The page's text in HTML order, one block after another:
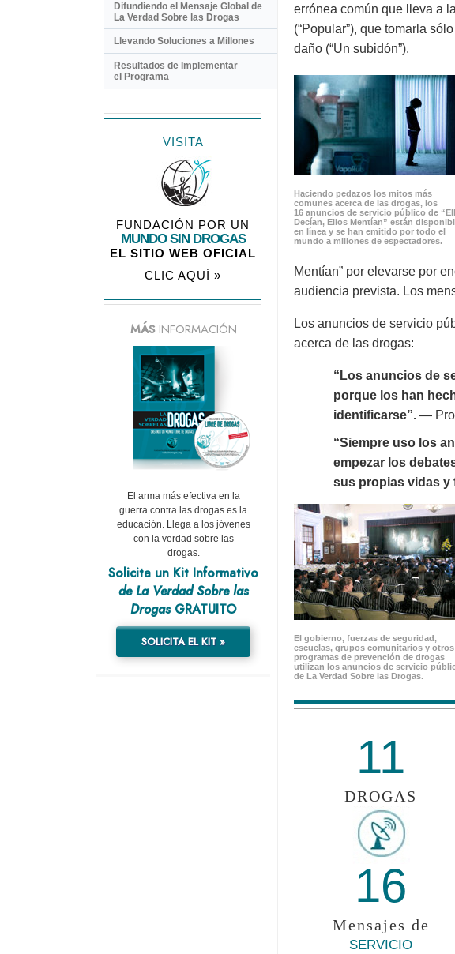
errónea común que lleva a
(“Popular”), que tomarla
daño (“Un subidón”).
Haciendo pedazos los mitos más
comunes acerca de las drogas, los
16 anuncios de servicio público de
Decían, Ellos Mentían” están
en línea y se han emitido por todo el
mundo a millones de espectadores.
Mentían” por elevarse por
audiencia prevista. Los
Los anuncios de servicio
acerca de las drogas:
“Los anuncios de
porque los han
identificarse”. —
“Siempre uso los
empezar los
sus propias vidas y
El gobierno, fuerzas de seguridad,
escuelas, grupos comunitarios y otros
programas de prevención de drogas
utilizan los anuncios de servicio
de La Verdad Sobre las Drogas.
11
DROGAS
16
Mensajes de
SERVICIO
Difundiendo el Mensaje Global de
La Verdad Sobre las Drogas
Llevando Soluciones a Millones
Resultados de Implementar
el Programa
VISITA
FUNDACIÓN POR UN
MUNDO SIN DROGAS
EL SITIO WEB OFICIAL
CLIC AQUÍ »
MÁSINFORMACIÓN
El arma más efectiva en la
guerra contra las drogas es la
educación. Llega a los jóvenes
con la verdad sobre las
drogas.
Solicita un Kit Informativo
de La Verdad Sobre las
DrogasGRATUITO
SOLICITA EL KIT »